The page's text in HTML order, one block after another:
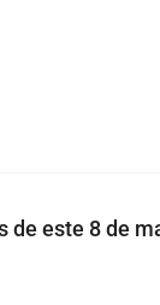
de este 8 de